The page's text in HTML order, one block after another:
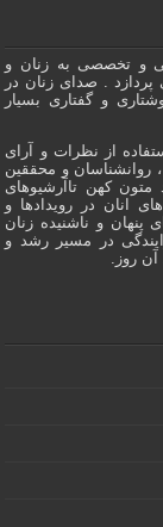
و تخصصی به زنان و
پردازد . صدای زنان در
و گفتاری بسیار
از نظرات و آرای
روانشناسان و محققین
متون کهن تاآرشیوهای
انان در رویدادها و
پنهان و ناشنیده زنان
در مسير رشد و
روز.